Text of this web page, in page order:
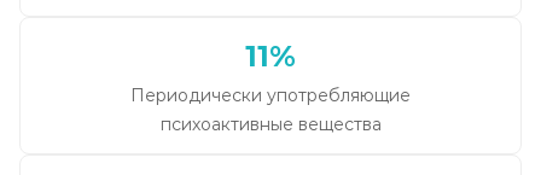
11%
Периодически употребляющие
психоактивные вещества